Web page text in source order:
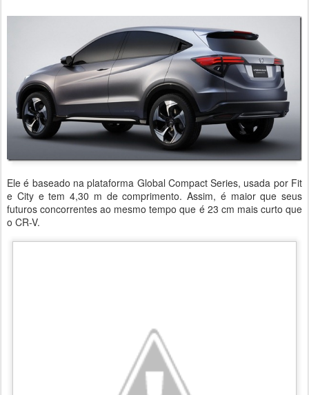
Ele é baseado na plataforma Global Compact Series, usada por Fit
e City e tem 4,30 m de comprimento. Assim, é maior que seus
futuros concorrentes ao mesmo tempo que é 23 cm mais curto que
o CR-V.